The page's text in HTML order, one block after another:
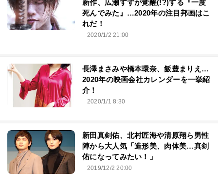
新作、広瀬すずが覚醒(!?)する『一度
死んでみた』…2020年の注目邦画はこ
れだ！
2020/1/2 21:00
長澤まさみや橋本環奈、飯豊まりえ…
2020年の映画会社カレンダーを一挙紹
介！
2020/1/1 8:30
新田真剣佑、北村匠海や清原翔ら男性
陣から大人気「造形美、肉体美…真剣
佑になってみたい！」
2019/12/2 20:00